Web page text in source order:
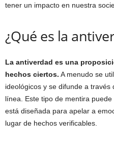
tener un impacto en nuestra
¿Qué es la
La antiverdad es una
hechos ciertos. A menudo se
ideológicos y se difunde a
línea. Este tipo de mentira
está diseñada para apelar a
lugar de hechos verificables.